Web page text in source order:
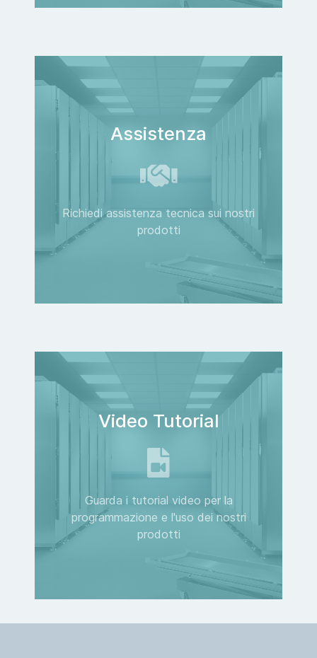
Assistenza
Richiedi assistenza tecnica sui nostri
prodotti
Video Tutorial
Guarda i tutorial video per la
programmazione e l'uso dei nostri
prodotti